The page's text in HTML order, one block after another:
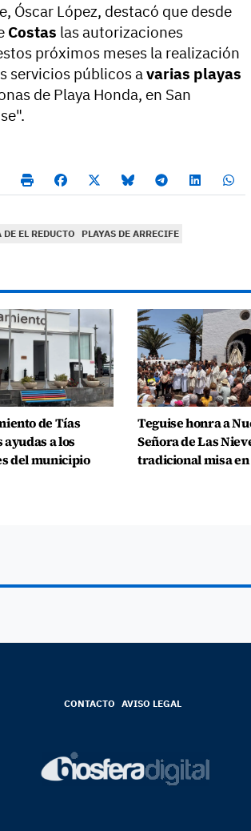
Óscar López, destacó que desde
Costas las autorizaciones
próximos meses la realización
servicios públicos a varias playas
de Playa Honda, en San
DE EL REDUCTO PLAYAS DE ARRECIFE
de Tías
ayudas a los
del municipio
Teguise honra a
Señora de Las
tradicional misa
CONTACTO AVISO LEGAL